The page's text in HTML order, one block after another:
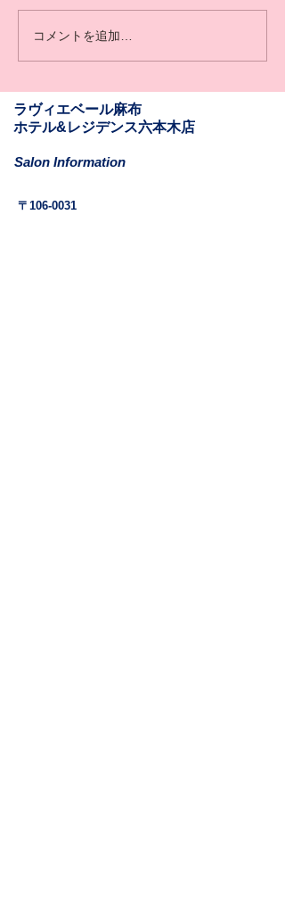
コメントを追加…
​​ラヴィエベール麻布
​ホテル&レジデンス六本木店
Salon Information
​〒106-0031